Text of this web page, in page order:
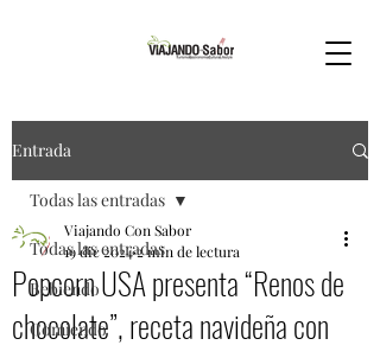
Entrada
Todas las entradas
Bebiendo
Comiendo
Todas las entradas
Popcorn USA presenta “Renos de
chocolate”, receta navideña con
Viajando Con Sabor
19 dic 20242 min de lectura